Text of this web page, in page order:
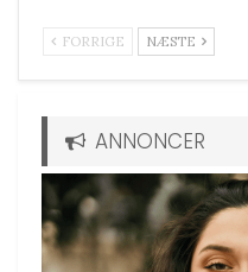
FORRIGE NÆSTE
ANNONCER